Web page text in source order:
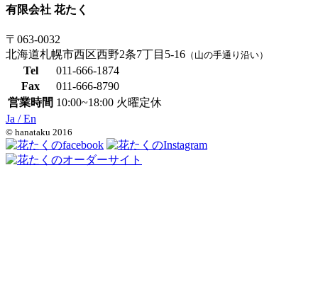
有限会社 花たく
〒063-0032
北海道札幌市西区西野2条7丁目5-16 （山の手通り沿い）
Tel
011-666-1874
Fax
011-666-8790
営業時間 10:00~18:00 火曜定休
Ja /En
© hanataku 2016